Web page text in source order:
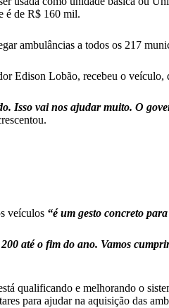
é de R$ 160 mil.
ambulâncias a todos os 217
Edison Lobão, recebeu o
Isso vai nos ajudar muito. O
veículos “é um gesto concreto
até o fim do ano. Vamos
qualificando e melhorando o
para ajudar na aquisição das